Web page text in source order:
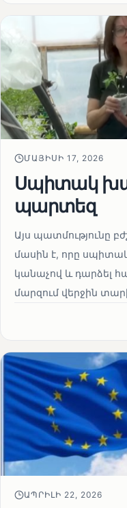
ՄԱՅԻՍԻ 17, 2026
Սպիտակ
պարտեզ
Այս պատմությունը
մասին է, որը
կանաչով և դարձել
մարզում վերջին
ԱՊՐԻԼԻ 22, 2026